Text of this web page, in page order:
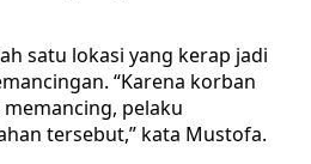
satu lokasi yang kerap jadi
“Karena korban
pelaku
tersebut,” kata Mustofa.